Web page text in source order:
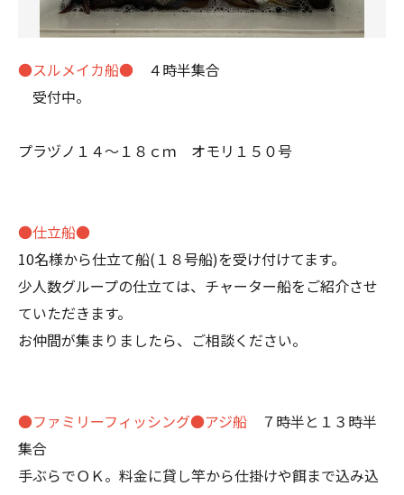
●スルメイカ船● ４時半集合
受付中。
プラヅノ１４～１８ｃｍ オモリ１５０号
●仕立船●
10名様から仕立て船(１８号船)を受け付けてます。
少人数グループの仕立ては、チャーター船をご紹介させ
ていただきます。
お仲間が集まりましたら、ご相談ください。
●ファミリーフィッシング●アジ船 ７時半と１３時半
集合
手ぶらでＯＫ。料金に貸し竿から仕掛けや餌まで込み込